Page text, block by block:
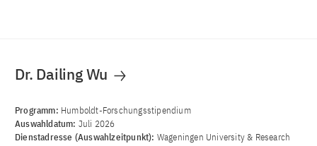
Dr. Dailing Wu
Programm: Humboldt-Forschungsstipendium
Auswahldatum: Juli 2026
Dienstadresse (Auswahlzeitpunkt): Wageningen University & Research